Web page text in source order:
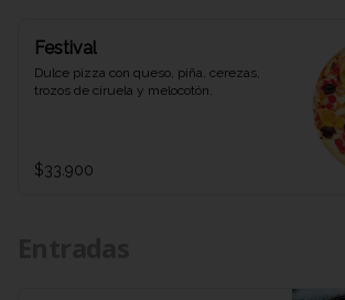
Festival
Dulce pizza con queso, piña, cerezas,
trozos de ciruela y melocotón.
$33.900